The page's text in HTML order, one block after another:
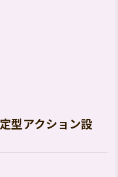
型アクション設